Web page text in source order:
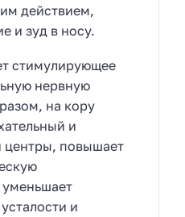
действием,
и зуд в носу.
стимулирующее
нервную
на кору
и
центры, повышает
и